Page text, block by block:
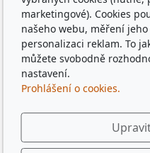
střední, sraz z
pamětihodnost,
Rome , Paris,
marketingové). Cookies
našeho webu, měření
personalizaci reklam. To
můžete svobodně
nastavení.
Prohlášení o cookies.